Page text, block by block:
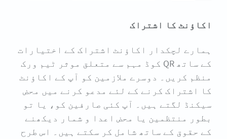
اکاؤنٹ کا اشتراک
ہمارے لچکدار اکاؤنٹ اشتراک کے اختیارات
کے ساتھ QR کوڈ مہم سے متعلق موثر ٹیم ورک
منظم کریں۔ دوسرے ملازمین کو آپ کے اکاؤنٹ
کا اشتراک کرنے کے لئے مدعو کرنے میں محض
سیکنڈ لگتے ہیں۔ آپ کئی صارفین کو، یا تو
بطور منتظمین یا محض اعدا و شمار دیکھنے
کے حقوق کے ساتھ شامل کر سکتے ہیں۔ اس طرح